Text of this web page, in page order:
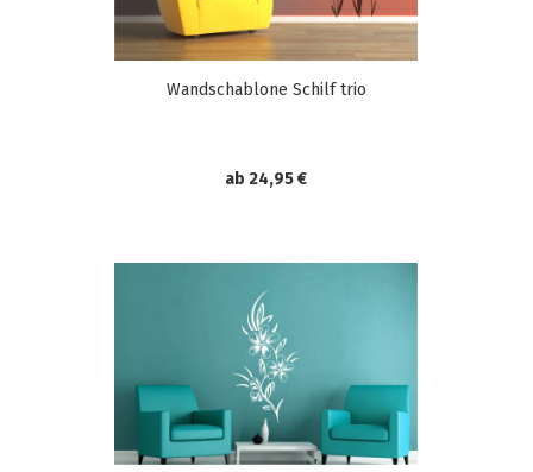
Wandschablone Schilf trio
ab 24,95 €